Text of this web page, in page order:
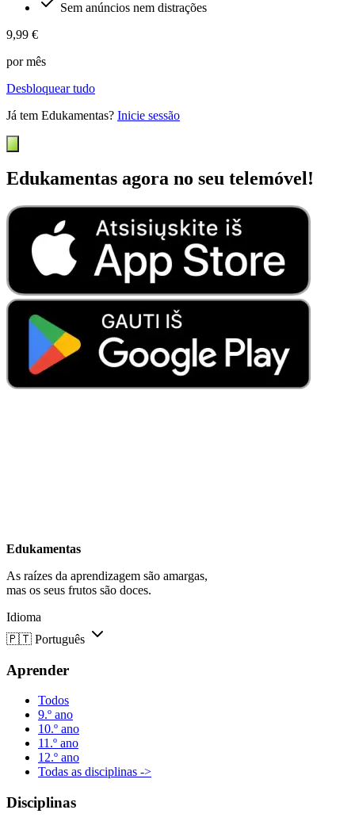
Sem anúncios nem distrações
9,99 €
por mês
Desbloquear tudo
Já tem Edukamentas? Inicie sessão
Edukamentas agora no seu telemóvel!
Edukamentas
As raízes da aprendizagem são amargas,
mas os seus frutos são doces.
Idioma
🇵🇹 Português
Aprender
Todos
9.º ano
10.º ano
11.º ano
12.º ano
Todas as disciplinas ->
Disciplinas